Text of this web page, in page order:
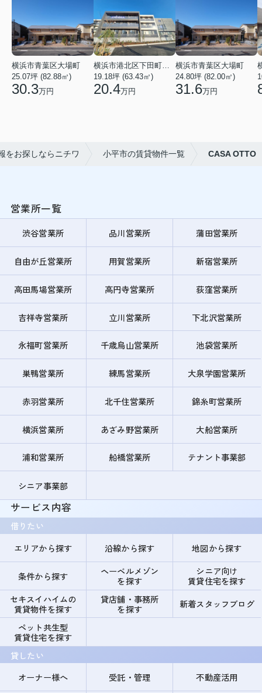
横浜市青葉区大場町
25.07坪 (82.88㎡)
30.3万円
19.18坪 (63.43㎡)
20.4万円
横浜市青葉区大場町
24.80坪 (82.00㎡)
31.6万円
をお探しならニチワ 小平市の賃貸物件一覧 CASA OTTO
営業所一覧
渋谷営業所 品川営業所 蒲田営業所
自由が丘営業所 用賀営業所 新宿営業所
高田馬場営業所 高円寺営業所 荻窪営業所
吉祥寺営業所 立川営業所 下北沢営業所
永福町営業所 千歳烏山営業所 池袋営業所
巣鴨営業所 練馬営業所 大泉学園営業所
赤羽営業所 北千住営業所 錦糸町営業所
横浜営業所 あざみ野営業所 大船営業所
浦和営業所 船橋営業所 テナント事業部
シニア事業部
サービス内容
借りたい
エリアから探す
沿線から探す 地図から探す
条件から探す
ヘーベルメゾン
を探す
シニア向け
賃貸住宅を探す
セキスイハイムの
賃貸物件を探す
貸店舗・事務所
を探す
新着スタッフブログ
ペット共生型
賃貸住宅を探す
貸したい
オーナー様へ
受託・管理 不動産活用